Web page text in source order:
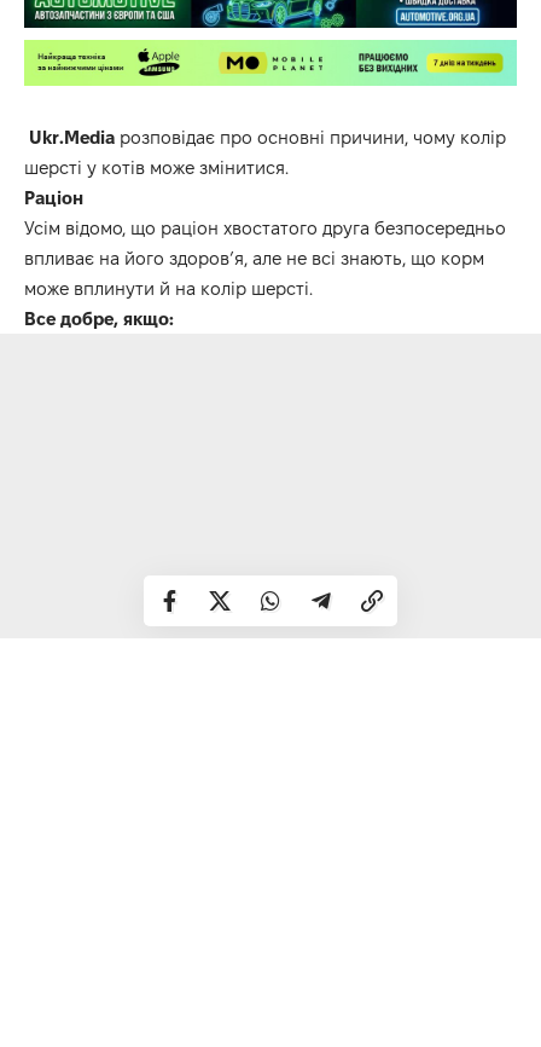
Ukr.Media розповідає про основні причини, чому колір
шерсті у котів може змінитися.
Раціон
Усім відомо, що раціон хвостатого друга безпосередньо
впливає на його здоров’я, але не всі знають, що корм
може вплинути й на колір шерсті.
Все добре, якщо: